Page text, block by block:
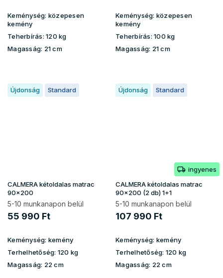
Keménység: közepesen
kemény
Teherbírás: 120 kg
Magasság: 21 cm
Keménység: közepesen
kemény
Teherbírás: 100 kg
Magasság: 21 cm
Újdonság Standard
CALMERA kétoldalas matrac
90x200
5-10 munkanapon belül
55 990 Ft
Keménység: kemény
Terhelhetőség: 120 kg
Magasság: 22 cm
Újdonság Standard
ingyenes
CALMERA kétoldalas matrac
90x200 (2 db) 1+1
5-10 munkanapon belül
107 990 Ft
Keménység: kemény
Terhelhetőség: 120 kg
Magasság: 22 cm